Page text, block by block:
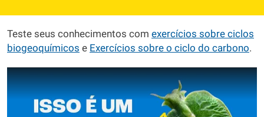
Teste seus conhecimentos com exercícios sobre ciclos
biogeoquímicos e Exercícios sobre o ciclo do carbono.